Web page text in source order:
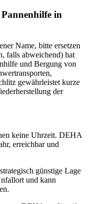
in
Name, bitte ersetzen
falls abweichend) hat
und Bergung von
gewährleistet kurze
der
keine Uhrzeit. DEHA
erreichbar und
günstige Lage
und kann